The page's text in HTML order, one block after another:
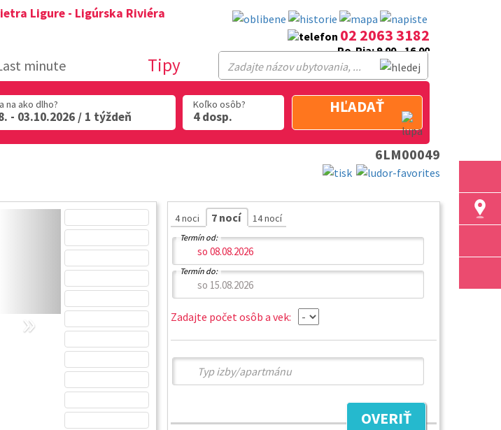
Ligure - Ligúrska Riviéra
02 2063 3182
Po-Pia: 9.00 - 16.00
minute Tipy
na ako dlho?
- 03.10.2026 / 1 týždeň
Koľko osôb?
4 dosp.
HĽADAŤ
6LM00049
»
4 noci 7 nocí 14 nocí
Termín od:
Termín do:
Zadajte počet osôb a vek:
OVERIŤ